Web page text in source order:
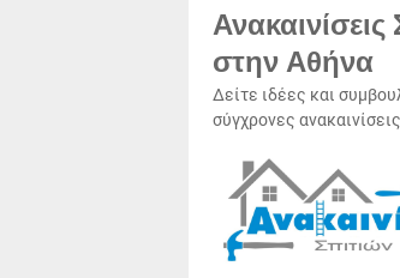
στην Αθήνα
Δείτε ιδέες και
σύγχρονες